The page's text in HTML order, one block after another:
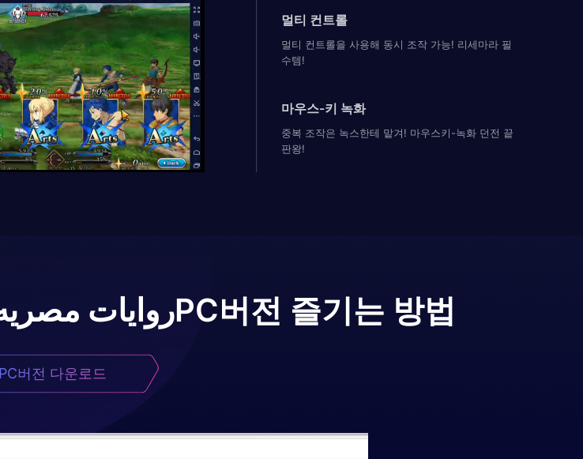
멀티 컨트롤
멀티 컨트롤을 사용해 동시 조작 가능! 리세마라 필
수템!
마우스-키 녹화
중복 조작은 녹스한테 맡겨! 마우스키-녹화 던전 끝
판왕!
رواياتPC버전 즐기는 방법
PC버전 다운로드